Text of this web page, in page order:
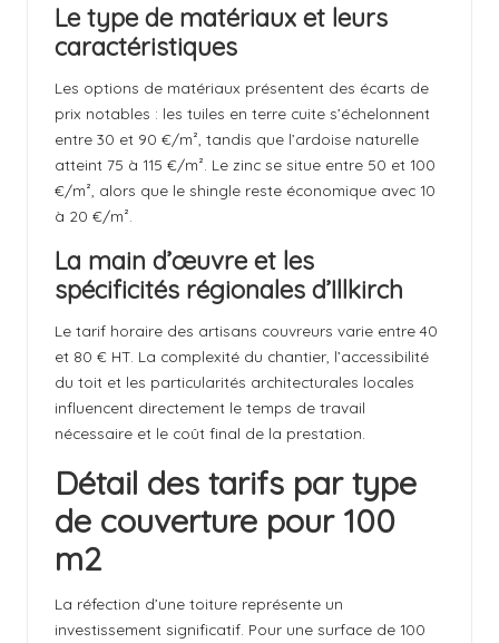
Le type de matériaux et leurs
caractéristiques
Les options de matériaux présentent des écarts de
prix notables : les tuiles en terre cuite s’échelonnent
entre 30 et 90 €/m², tandis que l’ardoise naturelle
atteint 75 à 115 €/m². Le zinc se situe entre 50 et 100
€/m², alors que le shingle reste économique avec 10
à 20 €/m².
La main d’œuvre et les
spécificités régionales d’Illkirch
Le tarif horaire des artisans couvreurs varie entre 40
et 80 € HT. La complexité du chantier, l’accessibilité
du toit et les particularités architecturales locales
influencent directement le temps de travail
nécessaire et le coût final de la prestation.
Détail des tarifs par type
de couverture pour 100
m2
La réfection d’une toiture représente un
investissement significatif. Pour une surface de 100